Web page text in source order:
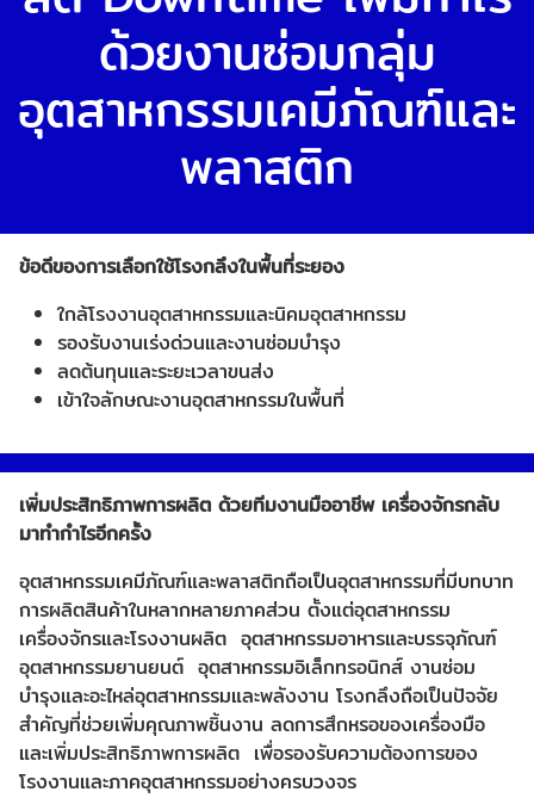
ด้วยงานซ่อมกลุ่ม
อุตสาหกรรมเคมีภัณฑ์และ
พลาสติก
ข้อดีของการเลือกใช้โรงกลึงในพื้นที่ระยอง
ใกล้โรงงานอุตสาหกรรมและนิคมอุตสาหกรรม
รองรับงานเร่งด่วนและงานซ่อมบำรุง
ลดต้นทุนและระยะเวลาขนส่ง
เข้าใจลักษณะงานอุตสาหกรรมในพื้นที่
เพิ่มประสิทธิภาพการผลิต ด้วยทีมงานมืออาชีพ เครื่องจักรกลับ
มาทำกำไรอีกครั้ง
อุตสาหกรรมเคมีภัณฑ์และพลาสติกถือเป็นอุตสาหกรรมที่มีบทบาท
การผลิตสินค้าในหลากหลายภาคส่วน ตั้งแต่อุตสาหกรรม
เครื่องจักรและโรงงานผลิต อุตสาหกรรมอาหารและบรรจุภัณฑ์
อุตสาหกรรมยานยนต์ อุตสาหกรรมอิเล็กทรอนิกส์ งานซ่อม
บำรุงและอะไหล่อุตสาหกรรมและพลังงาน โรงกลึงถือเป็นปัจจัย
สำคัญที่ช่วยเพิ่มคุณภาพชิ้นงาน ลดการสึกหรอของเครื่องมือ
และเพิ่มประสิทธิภาพการผลิต เพื่อรองรับความต้องการของ
โรงงานและภาคอุตสาหกรรมอย่างครบวงจร